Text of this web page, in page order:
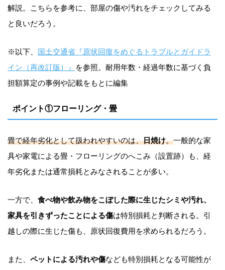
解説。こちらを参考に、部屋の傷や汚れをチェックしてみる
と良いだろう。
※以下、 国土交通省『原状回復をめぐるトラブルとガイドラ
イン（再改訂版）』
を参照。耐用年数・経過年数に基づく負
担額算定の事例や記載をもとに編集
ポイント①フローリング・畳
畳で経年劣化として扱われやすいのは、日焼け。一般的な家
具や家電による畳・フローリングのへこみ（設置跡）も、経
年劣化または通常損耗とみなされることが多い。
一方で、 食べ物や飲み物をこぼした際に生じたシミや汚れ、
家具を引きずったことによる傷は特別損耗と判断される。引
越しの際に生じた傷も、原状回復費用を求められるだろう。
また、 ペットによる汚れや傷なども特別損耗となる可能性が